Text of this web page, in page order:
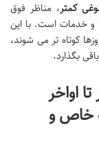
کمتر، مناظر فوق
و خدمات است. با این
کوتاه تر می شوند،
بگذارد.
اواخر
خاص و